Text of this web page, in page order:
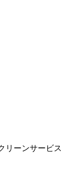
リーンサービス